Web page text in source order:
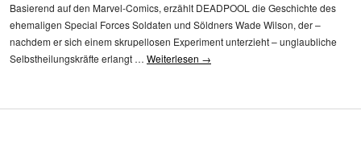
Basierend auf den Marvel-Comics, erzählt DEADPOOL die Geschichte des
ehemaligen Special Forces Soldaten und Söldners Wade Wilson, der –
nachdem er sich einem skrupellosen Experiment unterzieht – unglaubliche
Selbstheilungskräfte erlangt … Weiterlesen →